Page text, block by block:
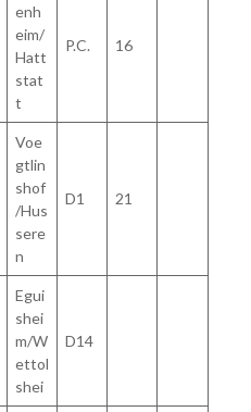
enh
eim/
Hatt
stat
t
P.C. 16
Voe
gtlin
shof
/Hus
sere
n
D1 21
Egui
shei
m/W
ettol
shei
D14